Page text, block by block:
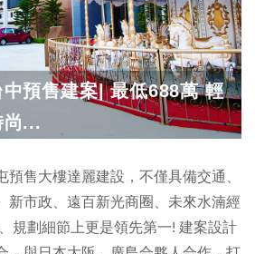
中預售建案| 最低688萬 輕
尚...
預售大樓達麗建設，不僅具備交通、
新市政、遠百新光商圈、未來水湳經
規劃細節上更是領先第一! 建案設計